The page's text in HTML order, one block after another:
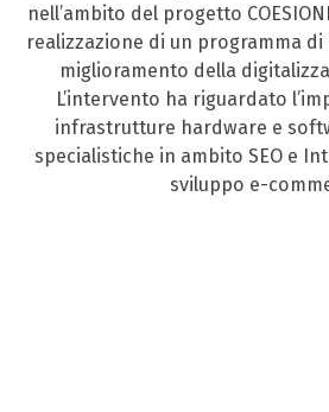
nell’ambito del progetto
realizzazione di un programma
miglioramento della
L’intervento ha riguardato
infrastrutture hardware e
specialistiche in ambito SEO e
sviluppo e-